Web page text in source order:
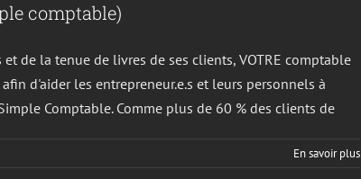
comptable)
de la tenue de livres de ses clients, VOTRE comptable
d'aider les entrepreneur.e.s et leurs personnels à
Comptable. ​Comme plus de 60 % des clients de
En savoir plus